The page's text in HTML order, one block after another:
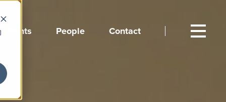
Events People Contact